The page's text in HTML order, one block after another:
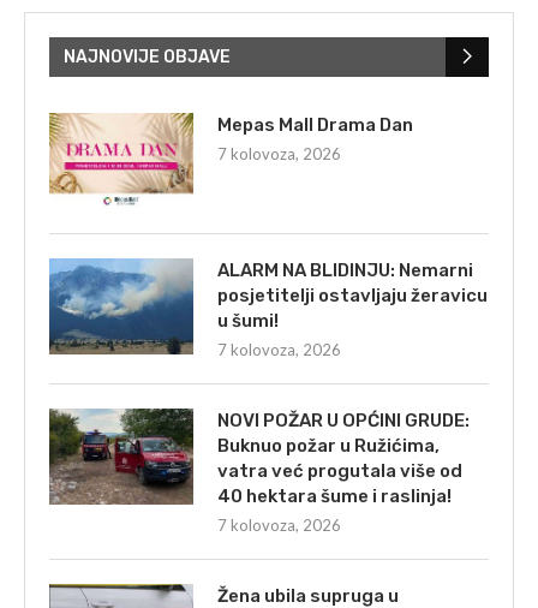
NAJNOVIJE OBJAVE
Mepas Mall Drama Dan
7 kolovoza, 2026
ALARM NA BLIDINJU: Nemarni
posjetitelji ostavljaju žeravicu
u šumi!
7 kolovoza, 2026
NOVI POŽAR U OPĆINI GRUDE:
Buknuo požar u Ružićima,
vatra već progutala više od
40 hektara šume i raslinja!
7 kolovoza, 2026
Žena ubila supruga u